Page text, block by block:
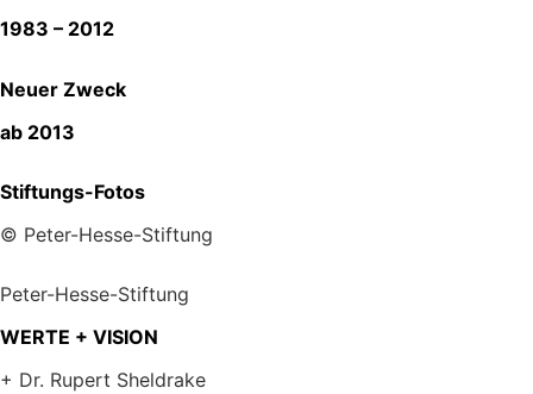
1983 – 2012
Neuer Zweck
ab 2013
Stiftungs-Fotos
© Peter-Hesse-Stiftung
Peter-Hesse-Stiftung
WERTE + VISION
+ Dr. Rupert Sheldrake